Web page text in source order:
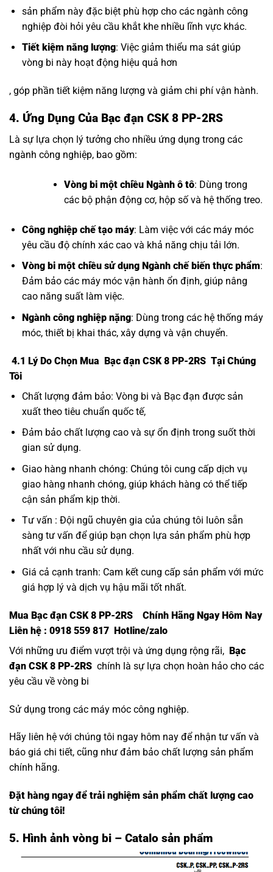
sản phẩm này đặc biệt phù hợp cho các ngành công
nghiệp đòi hỏi yêu cầu khắt khe nhiều lĩnh vực khác.
Tiết kiệm năng lượng: Việc giảm thiểu ma sát giúp
vòng bi này hoạt động hiệu quả hơn
, góp phần tiết kiệm năng lượng và giảm chi phí vận hành.
4. Ứng Dụng Của Bạc đạn CSK 8 PP-2RS
Là sự lựa chọn lý tưởng cho nhiều ứng dụng trong các
ngành công nghiệp, bao gồm:
Vòng bi một chiều Ngành ô tô: Dùng trong
các bộ phận động cơ, hộp số và hệ thống treo.
Công nghiệp chế tạo máy: Làm việc với các máy móc
yêu cầu độ chính xác cao và khả năng chịu tải lớn.
Vòng bi một chiềusử dụng Ngành chế biến thực phẩm:
Đảm bảo các máy móc vận hành ổn định, giúp nâng
cao năng suất làm việc.
Ngành công nghiệp nặng: Dùng trong các hệ thống máy
móc, thiết bị khai thác, xây dựng và vận chuyển.
4.1 Lý Do Chọn Mua Bạc đạn CSK 8 PP-2RS Tại Chúng
Tôi
Chất lượng đảm bảo: Vòng bi và Bạc đạn được sản
xuất theo tiêu chuẩn quốc tế,
Đảm bảo chất lượng cao và sự ổn định trong suốt thời
gian sử dụng.
Giao hàng nhanh chóng: Chúng tôi cung cấp dịch vụ
giao hàng nhanh chóng, giúp khách hàng có thể tiếp
cận sản phẩm kịp thời.
Tư vấn : Đội ngũ chuyên gia của chúng tôi luôn sẵn
sàng tư vấn để giúp bạn chọn lựa sản phẩm phù hợp
nhất với nhu cầu sử dụng.
Giá cả cạnh tranh: Cam kết cung cấp sản phẩm với mức
giá hợp lý và dịch vụ hậu mãi tốt nhất.
Mua Bạc đạn CSK 8 PP-2RS Chính Hãng Ngay Hôm Nay
Liên hệ : 0918 559 817 Hotline/zalo
Với những ưu điểm vượt trội và ứng dụng rộng rãi, Bạc
đạn CSK 8 PP-2RS chính là sự lựa chọn hoàn hảo cho các
yêu cầu về vòng bi
Sử dụng trong các máy móc công nghiệp.
Hãy liên hệ với chúng tôi ngay hôm nay để nhận tư vấn và
báo giá chi tiết, cũng như đảm bảo chất lượng sản phẩm
chính hãng.
Đặt hàng ngay để trải nghiệm sản phẩm chất lượng cao
từ chúng tôi!
5. Hình ảnh vòng bi – Catalo sản phẩm